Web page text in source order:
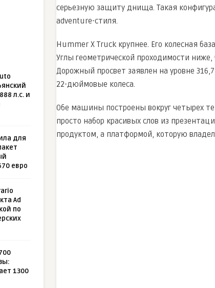
л.с. и
для
евро
Ad
по
1300
серьезную защиту днища. Такая
adventure-стиля.
Hummer X Truck крупнее. Его колесная
Углы геометрической проходимости ниже,
Дорожный просвет заявлен на уровне
22-дюймовые колеса.
Обе машины построены вокруг четырех
просто набор красивых слов из
продуктом, а платформой, которую